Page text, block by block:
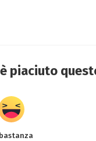
piaciuto